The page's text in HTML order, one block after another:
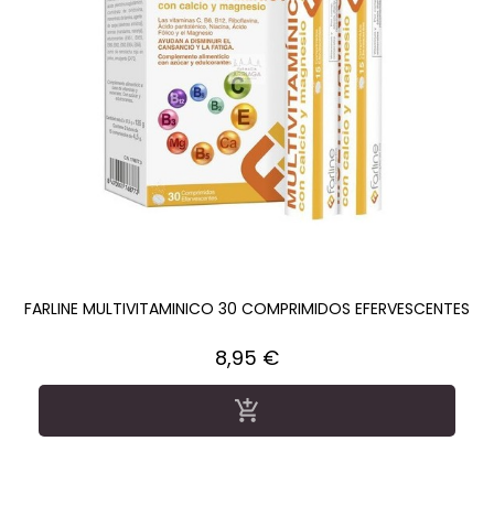
FARLINE MULTIVITAMINICO 30 COMPRIMIDOS EFERVESCENTES
Precio
8,95 €
